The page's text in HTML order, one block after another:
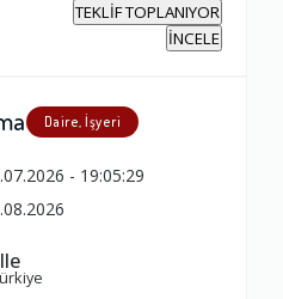
TEKLİF TOPLANIYOR
İNCELE
Daire, İşyeri
- 19:05:29